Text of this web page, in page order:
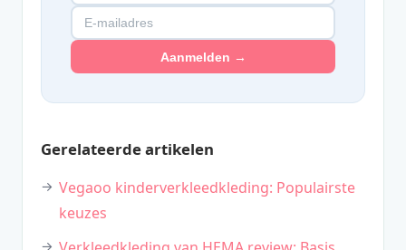
Aanmelden →
Gerelateerde artikelen
Vegaoo kinderverkleedkleding: Populairste
keuzes